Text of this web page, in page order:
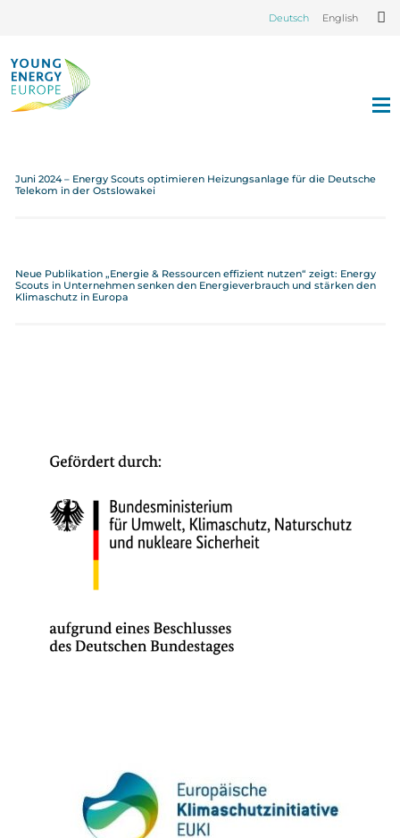
Deutsch English
Juni 2024 – Energy Scouts optimieren Heizungsanlage für die Deutsche
Telekom in der Ostslowakei
Neue Publikation „Energie & Ressourcen effizient nutzen“ zeigt: Energy
Scouts in Unternehmen senken den Energieverbrauch und stärken den
Klimaschutz in Europa